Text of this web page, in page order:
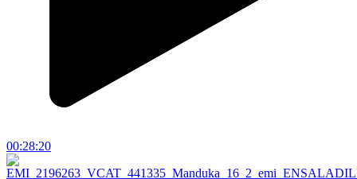
00:28:20